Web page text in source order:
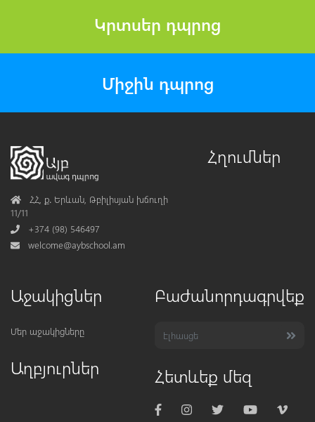
Կրտսեր դպրոց
Միջին դպրոց
AddressՀՀ, ք․ Երևան, Թբիլիսյան խճուղի
11/11
Phone+374 (98) 546497
Mail
welcome@aybschool.am
Հղումներ
Աջակիցներ
Մեր աջակիցները
Աղբյուրներ
Բաժանորդագրվեք
Հետևեք մեզ